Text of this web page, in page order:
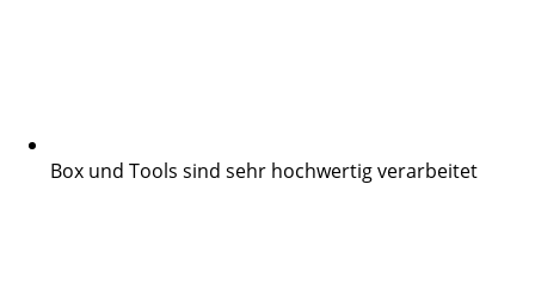
Box und Tools sind sehr hochwertig verarbeitet